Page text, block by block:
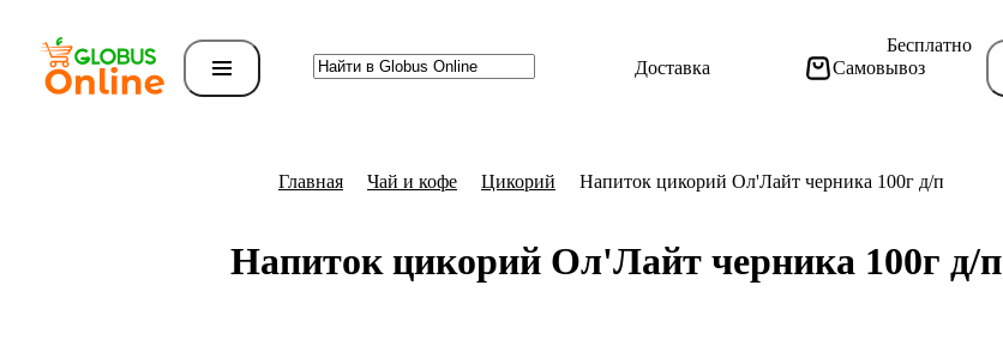
Доставка Самовывоз
Бесплатно
Главная Чай и кофе Цикорий Напиток цикорий Ол'Лайт черника 100г д/п
Напиток цикорий Ол'Лайт черника 100г д/п